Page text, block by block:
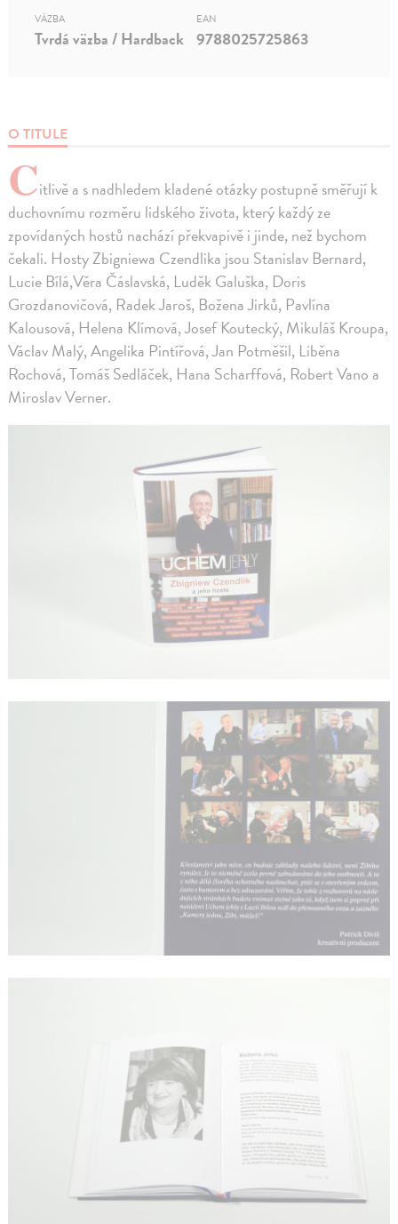
O TITULE
Citlivě a s nadhledem kladené otázky postupně směřují k
duchovnímu rozměru lidského života, který každý ze
zpovídaných hostů nachází překvapivě i jinde, než bychom
čekali. Hosty Zbigniewa Czendlika jsou Stanislav Bernard,
Lucie Bílá,Věra Čáslavská, Luděk Galuška, Doris
Grozdanovičová, Radek Jaroš, Božena Jirků, Pavlína
Kalousová, Helena Klímová, Josef Koutecký, Mikuláš Kroupa,
Václav Malý, Angelika Pintířová, Jan Potměšil, Liběna
Rochová, Tomáš Sedláček, Hana Scharffová, Robert Vano a
Miroslav Verner.
VÄZBA
Tvrdá väzba / Hardback
EAN
9788025725863